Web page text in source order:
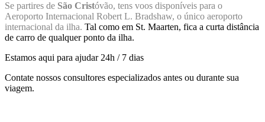
Se partires de São Cristóvão, tens voos disponíveis para o
Aeroporto Internacional Robert L. Bradshaw, o único aeroporto
internacional da ilha. Tal como em St. Maarten, fica a curta distância
de carro de qualquer ponto da ilha.
Estamos aqui para ajudar 24h / 7 dias
Contate nossos consultores especializados antes ou durante sua
viagem.